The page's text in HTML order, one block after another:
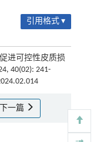
引用格式 ▾
进可控性皮质损
40(02): 241-
下一篇